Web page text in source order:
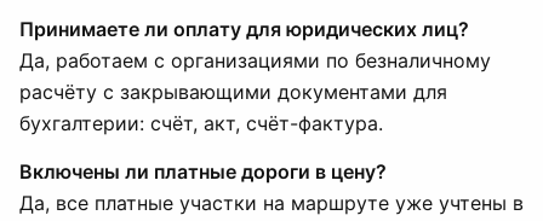
Принимаете ли оплату для юридических лиц?
Да, работаем с организациями по безналичному
расчёту с закрывающими документами для
бухгалтерии: счёт, акт, счёт-фактура.
Включены ли платные дороги в цену?
Да, все платные участки на маршруте уже учтены в